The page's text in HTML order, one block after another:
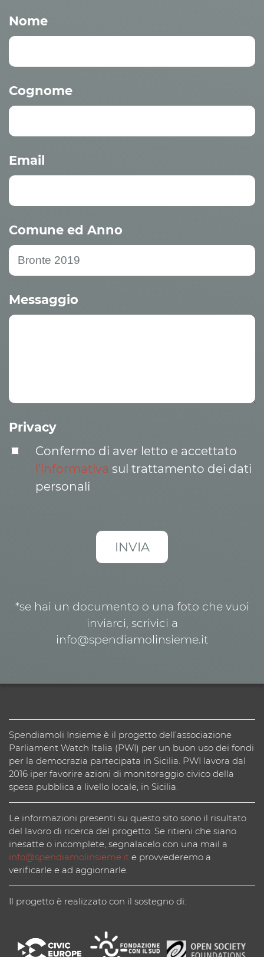
Nome
Cognome
Email
Comune ed Anno
Messaggio
Privacy
Confermo di aver letto e accettato
l’informativa sul trattamento dei dati
personali
*se hai un documento o una foto che vuoi
inviarci, scrivici a
info@spendiamolinsieme.it
Spendiamoli Insieme è il progetto dell’associazione
Parliament Watch Italia (PWI) per un buon uso dei fondi
per la democrazia partecipata in Sicilia. PWI lavora dal
2016 iper favorire azioni di monitoraggio civico della
spesa pubblica a livello locale, in Sicilia.
Le informazioni presenti su questo sito sono il risultato
del lavoro di ricerca del progetto. Se ritieni che siano
inesatte o incomplete, segnalacelo con una mail a
info@spendiamolinsieme.it e provvederemo a
verificarle e ad aggiornarle.
Il progetto è realizzato con il sostegno di: